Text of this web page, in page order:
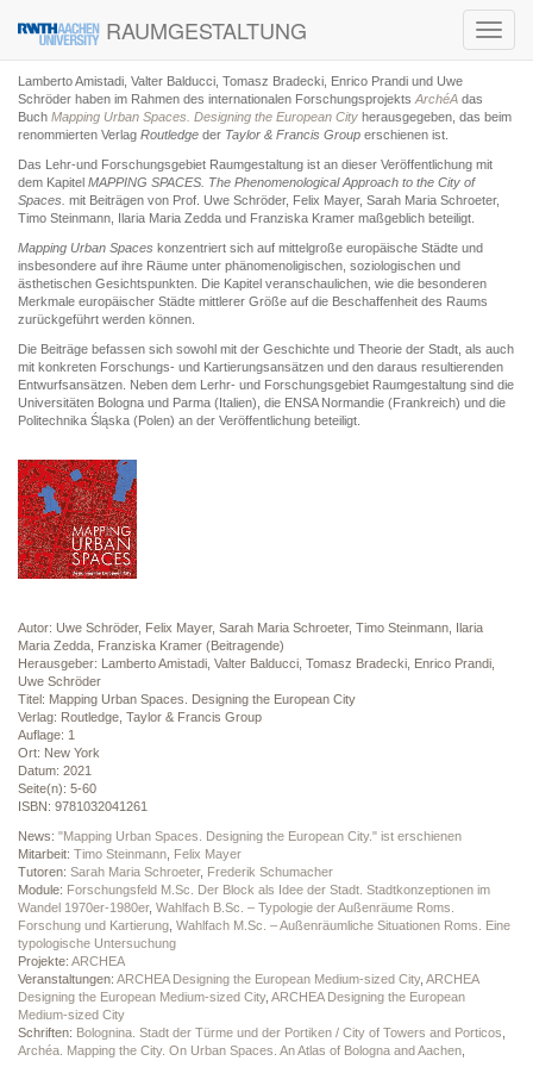
RAUMGESTALTUNG
Lamberto Amistadi, Valter Balducci, Tomasz Bradecki, Enrico Prandi und Uwe
Schröder haben im Rahmen des internationalen Forschungsprojekts ArchéA das
Buch Mapping Urban Spaces. Designing the European City herausgegeben, das beim
renommierten Verlag Routledge der Taylor & Francis Group erschienen ist.
Das Lehr-und Forschungsgebiet Raumgestaltung ist an dieser Veröffentlichung mit
dem Kapitel MAPPING SPACES. The Phenomenological Approach to the City of
Spaces. mit Beiträgen von Prof. Uwe Schröder, Felix Mayer, Sarah Maria Schroeter,
Timo Steinmann, Ilaria Maria Zedda und Franziska Kramer maßgeblich beteiligt.
Mapping Urban Spaces konzentriert sich auf mittelgroße europäische Städte und
insbesondere auf ihre Räume unter phänomenoligischen, soziologischen und
ästhetischen Gesichtspunkten. Die Kapitel veranschaulichen, wie die besonderen
Merkmale europäischer Städte mittlerer Größe auf die Beschaffenheit des Raums
zurückgeführt werden können.
Die Beiträge befassen sich sowohl mit der Geschichte und Theorie der Stadt, als auch
mit konkreten Forschungs- und Kartierungsansätzen und den daraus resultierenden
Entwurfsansätzen. Neben dem Lerhr- und Forschungsgebiet Raumgestaltung sind die
Universitäten Bologna und Parma (Italien), die ENSA Normandie (Frankreich) und die
Politechnika Śląska (Polen) an der Veröffentlichung beteiligt.
Autor: Uwe Schröder, Felix Mayer, Sarah Maria Schroeter, Timo Steinmann, Ilaria
Maria Zedda, Franziska Kramer (Beitragende)
Herausgeber: Lamberto Amistadi, Valter Balducci, Tomasz Bradecki, Enrico Prandi,
Uwe Schröder
Titel: Mapping Urban Spaces. Designing the European City
Verlag: Routledge, Taylor & Francis Group
Auflage: 1
Ort: New York
Datum: 2021
Seite(n): 5-60
ISBN: 9781032041261
News: "Mapping Urban Spaces. Designing the European City." ist erschienen
Mitarbeit: Timo Steinmann Felix Mayer
Tutoren: Sarah Maria Schroeter, Frederik Schumacher
Module: Forschungsfeld M.Sc. Der Block als Idee der Stadt. Stadtkonzeptionen im
Wandel 1970er-1980er, Wahlfach B.Sc. – Typologie der Außenräume Roms.
Forschung und Kartierung Wahlfach M.Sc. – Außenräumliche Situationen Roms. Eine
typologische Untersuchung
Projekte: ARCHEA
Veranstaltungen: ARCHEA Designing the European Medium-sized City, ARCHEA
Designing the European Medium-sized City, ARCHEA Designing the European
Medium-sized City
Schriften: Bolognina. Stadt der Türme und der Portiken / City of Towers and Porticos
Archéa. Mapping the City. On Urban Spaces. An Atlas of Bologna and Aachen